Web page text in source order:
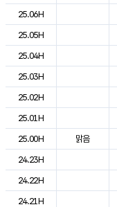
25.06H
25.05H
25.04H
25.03H
25.02H
25.01H
25.00H
맑음
24.23H
24.22H
24.21H